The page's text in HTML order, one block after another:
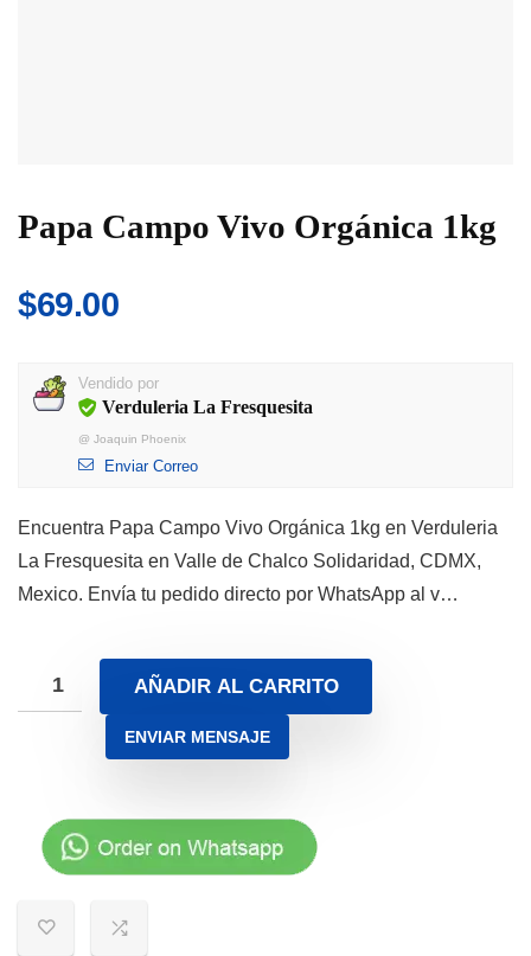
Papa Campo Vivo Orgánica 1kg
$69.00
Vendido por
Verduleria La Fresquesita
@ Joaquin Phoenix
Enviar Correo
Encuentra Papa Campo Vivo Orgánica 1kg en Verduleria
La Fresquesita en Valle de Chalco Solidaridad, CDMX,
Mexico. Envía tu pedido directo por WhatsApp al v…
AÑADIR AL CARRITO
ENVIAR MENSAJE